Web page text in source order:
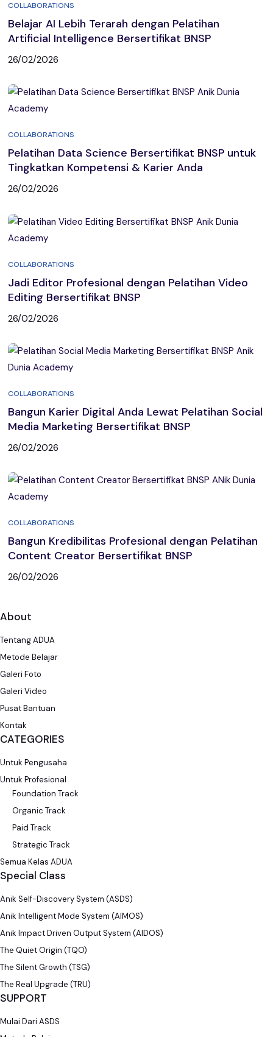
COLLABORATIONS
Belajar AI Lebih Terarah dengan Pelatihan
Artificial Intelligence Bersertifikat BNSP
26/02/2026
COLLABORATIONS
Pelatihan Data Science Bersertifikat BNSP untuk
Tingkatkan Kompetensi & Karier Anda
26/02/2026
COLLABORATIONS
Jadi Editor Profesional dengan Pelatihan Video
Editing Bersertifikat BNSP
26/02/2026
COLLABORATIONS
Bangun Karier Digital Anda Lewat Pelatihan Social
Media Marketing Bersertifikat BNSP
26/02/2026
COLLABORATIONS
Bangun Kredibilitas Profesional dengan Pelatihan
Content Creator Bersertifikat BNSP
26/02/2026
About
Tentang ADUA
Metode Belajar
Galeri Foto
Galeri Video
Pusat Bantuan
Kontak
CATEGORIES
Untuk Pengusaha
Untuk Profesional
Foundation Track
Organic Track
Paid Track
Strategic Track
Semua Kelas ADUA
Special Class
Anik Self-Discovery System (ASDS)
Anik Intelligent Mode System (AIMOS)
Anik Impact Driven Output System (AIDOS)
The Quiet Origin (TQO)
The Silent Growth (TSG)
The Real Upgrade (TRU)
SUPPORT
Mulai Dari ASDS